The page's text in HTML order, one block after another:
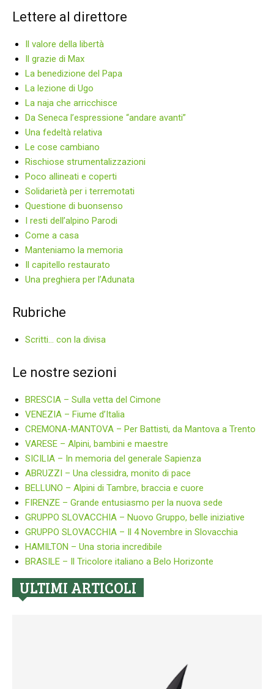
Lettere al direttore
Il valore della libertà
Il grazie di Max
La benedizione del Papa
La lezione di Ugo
La naja che arricchisce
Da Seneca l’espressione “andare avanti”
Una fedeltà relativa
Le cose cambiano
Rischiose strumentalizzazioni
Poco allineati e coperti
Solidarietà per i terremotati
Questione di buonsenso
I resti dell’alpino Parodi
Come a casa
Manteniamo la memoria
Il capitello restaurato
Una preghiera per l’Adunata
Rubriche
Scritti… con la divisa
Le nostre sezioni
BRESCIA – Sulla vetta del Cimone
VENEZIA – Fiume d’Italia
CREMONA-MANTOVA – Per Battisti, da Mantova a Trento
VARESE – Alpini, bambini e maestre
SICILIA – In memoria del generale Sapienza
ABRUZZI – Una clessidra, monito di pace
BELLUNO – Alpini di Tambre, braccia e cuore
FIRENZE – Grande entusiasmo per la nuova sede
GRUPPO SLOVACCHIA – Nuovo Gruppo, belle iniziative
GRUPPO SLOVACCHIA – Il 4 Novembre in Slovacchia
HAMILTON – Una storia incredibile
BRASILE – Il Tricolore italiano a Belo Horizonte
ULTIMI ARTICOLI